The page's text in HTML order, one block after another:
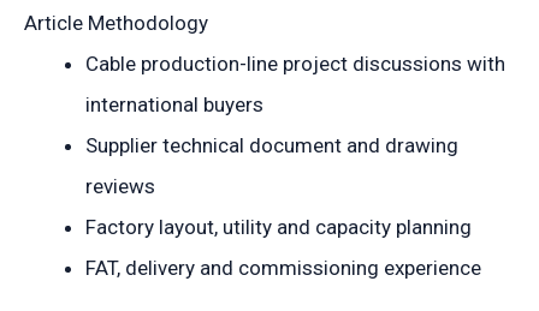
Article Methodology
Cable production-line project discussions with
international buyers
Supplier technical document and drawing
reviews
Factory layout, utility and capacity planning
FAT, delivery and commissioning experience